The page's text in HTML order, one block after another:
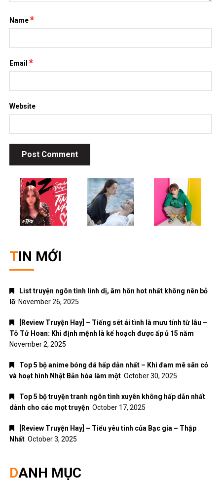
Name*
Email*
Website
TIN MỚI
List truyện ngôn tình linh dị, âm hôn hot nhất không nên bỏ
lỡ November 26, 2025
[Review Truyện Hay] – Tiếng sét ái tình là mưu tính từ lâu –
Tô Tử Hoan: Khi định mệnh là kế hoạch được ấp ủ 15 năm
November 2, 2025
Top 5 bộ anime bóng đá hấp dẫn nhất – Khi đam mê sân cỏ
và hoạt hình Nhật Bản hòa làm một October 30, 2025
Top 5 bộ truyện tranh ngôn tình xuyên không hấp dẫn nhất
dành cho các mọt truyện October 17, 2025
[Review Truyện Hay] – Tiểu yêu tinh của Bạc gia – Thập
Nhất October 3, 2025
DANH MỤC